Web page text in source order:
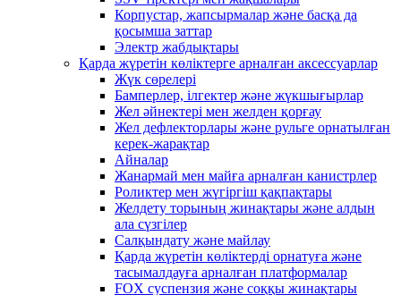
Корпустар, жапсырмалар және басқа да
қосымша заттар
Электр жабдықтары
Қарда жүретін көліктерге арналған аксессуарлар
Жүк сөрелері
Бамперлер, ілгектер және жүкшығырлар
Жел әйнектері мен желден қорғау
Жел дефлекторлары және рульге орнатылған
керек-жарақтар
Айналар
Жанармай мен майға арналған канистрлер
Роликтер мен жүгіргіш қақпақтары
Желдету торының жинақтары және алдын
ала сүзгілер
Салқындату және майлау
Қарда жүретін көліктерді орнатуға және
тасымалдауға арналған платформалар
FOX суспензия және соққы жинақтары